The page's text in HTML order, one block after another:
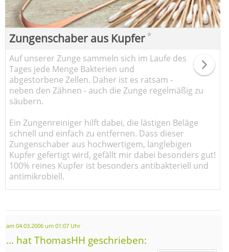
Zungenschaber aus Kupfer*
Auf unserer Zunge sammeln sich im Laufe des
Tages jede Menge Bakterien und
abgestorbene Zellen. Daher ist es ratsam -
neben den Zähnen - auch die Zunge regelmäßig zu
säubern.
Ein Zungenreiniger hilft dabei, die lästigen Beläge
schnell und einfach zu entfernen. Dass dieser
Zungenschaber aus hochwertigem, langlebigen
Kupfer gefertigt wird, gefällt mir dabei besonders gut!
100% reines Kupfer ist besonders antibakteriell und
antimikrobiell.
am 04.03.2006 um 01:07 Uhr
... hat ThomasHH geschrieben: